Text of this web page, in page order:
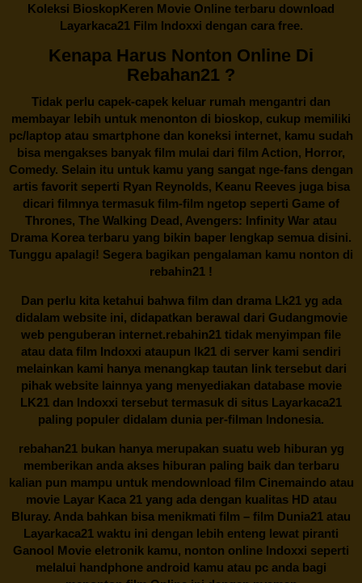
Koleksi BioskopKeren Movie Online terbaru download
Layarkaca21 Film Indoxxi dengan cara free.
Kenapa Harus Nonton Online Di
Rebahan21 ?
Tidak perlu capek-capek keluar rumah mengantri dan
membayar lebih untuk menonton di bioskop, cukup memiliki
pc/laptop atau smartphone dan koneksi internet, kamu sudah
bisa mengakses banyak film mulai dari film Action, Horror,
Comedy. Selain itu untuk kamu yang sangat nge-fans dengan
artis favorit seperti Ryan Reynolds, Keanu Reeves juga bisa
dicari filmnya termasuk film-film ngetop seperti Game of
Thrones, The Walking Dead, Avengers: Infinity War atau
Drama Korea terbaru yang bikin baper lengkap semua disini.
Tunggu apalagi! Segera bagikan pengalaman kamu nonton di
rebahin21 !
Dan perlu kita ketahui bahwa film dan dramaLk21yg ada
didalam website ini, didapatkan berawal dari Gudangmovie
web penguberan internet.rebahin21 tidak menyimpan file
atau data film Indoxxi ataupun lk21 di server kami sendiri
melainkan kami hanya menangkap tautan link tersebut dari
pihak website lainnya yang menyediakan database movie
LK21 dan Indoxxi tersebut termasuk di situs Layarkaca21
paling populer didalam dunia per-filman Indonesia.
rebahan21bukan hanya merupakan suatu web hiburan yg
memberikan anda akses hiburan paling baik dan terbaru
kalian pun mampu untuk mendownload film Cinemaindo atau
movie Layar Kaca 21 yang ada dengan kualitas HD atau
Bluray. Anda bahkan bisa menikmati film – film Dunia21 atau
Layarkaca21 waktu ini dengan lebih enteng lewat piranti
Ganool Movie eletronik kamu, nonton online Indoxxi seperti
melalui handphone android kamu atau pc anda bagi